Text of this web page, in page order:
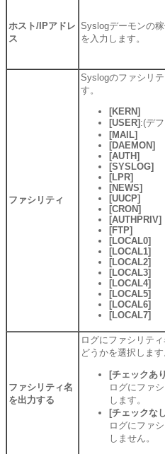
ホスト/IPアドレ
ス
Syslogデーモンの
を入力します。
ファシリティ
Syslogのファシリ
す。
[KERN]
[USER] :(デ
[MAIL]
[DAEMON]
[AUTH]
[SYSLOG]
[LPR]
[NEWS]
[UUCP]
[CRON]
[AUTHPRIV]
[FTP]
[LOCAL0]
[LOCAL1]
[LOCAL2]
[LOCAL3]
[LOCAL4]
[LOCAL5]
[LOCAL6]
[LOCAL7]
ファシリティ名
を出力する
ログにファシリテ
どうかを選択します
[チェックあ
ログにファ
します。
[チェックな
ログにファ
しません。